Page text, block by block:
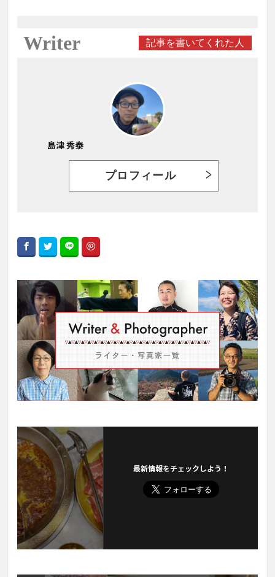
Writer 記事を書いてくれた人
島津 秀泰
プロフィール
最新情報をチェックしよう！